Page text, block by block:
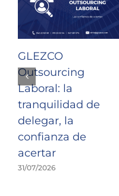
GLEZCO
Outsourcing
Laboral: la
tranquilidad de
delegar, la
confianza de
acertar
31/07/2026